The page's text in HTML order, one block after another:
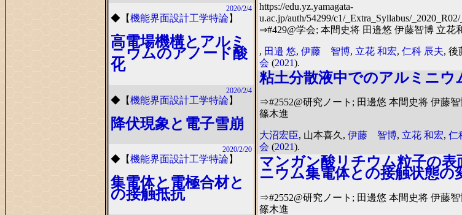
2020/2/4
◆ 【機能界面設計工学特論】
高電場機構とアルミ
ニウムのアノード酸
化
2020/2/4
◆ 【機能界面設計工学特論】
降伏現象と電子雪崩
2020/2/20
◆ 【機能界面設計工学特論】
集電体と電極合材と
の接触抵抗
https://edu.yz.yamagata-
u.ac.jp/auth/54299/c1/_Extra_Syllabus/
⇒#429@学会; 本間史将 田邉悠 伊藤智博 立花
, 田邉 悠, 伊藤 智博, 立花 和宏, 仁科 辰夫, 後
会 (2021).
粘土分散液中でのアルミニウ
⇒#2552@研究ノート; 田邊悠 本間史将 伊藤
篠木進
大沼宏臣, 山本喜久, 伊藤 智博, 立花 和宏, 仁
会 (2021).
マンガン酸リチウム粒子の表
ニウム集電体との接触状態の
⇒#2552@研究ノート; 田邊悠 本間史将 伊藤
篠木進